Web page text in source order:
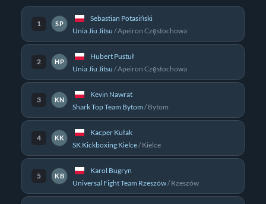
1 SP
Sebastian Potasiński
Unia Jiu Jitsu /Apeiron Częstochowa
2 HP
Hubert Pustuł
Unia Jiu Jitsu /Apeiron Częstochowa
3 KN
Kevin Nawrat
Shark Top Team Bytom /Bytom
4 KK
Kacper Kułak
SK Kickboxing Kielce/Kielce
5 KB
Karol Bugryn
Universal Fight Team Rzeszów/Rzeszów